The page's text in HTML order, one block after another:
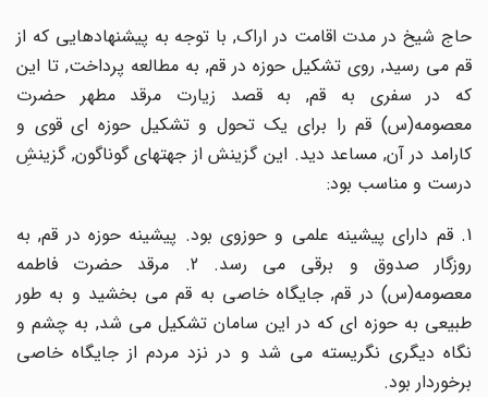
حاج شیخ در مدت اقامت در اراک, با توجه به پیشنهادهایی که از
قم می رسید, روی تشکیل حوزه در قم, به مطالعه پرداخت, تا این
که در سفری به قم, به قصد زیارت مرقد مطهر حضرت
معصومه(س) قم را برای یک تحول و تشکیل حوزه ای قوی و
کارامد در آن, مساعد دید. این گزینش از جهتهای گوناگون, گزینشِ
درست و مناسب بود:
1. قم دارای پیشینه علمی و حوزوی بود. پیشینه حوزه در قم, به
روزگار صدوق و برقی می رسد. 2. مرقد حضرت فاطمه
معصومه(س) در قم, جایگاه خاصی به قم می بخشید و به طور
طبیعی به حوزه ای که در این سامان تشکیل می شد, به چشم و
نگاه دیگری نگریسته می شد و در نزد مردم از جایگاه خاصی
برخوردار بود.